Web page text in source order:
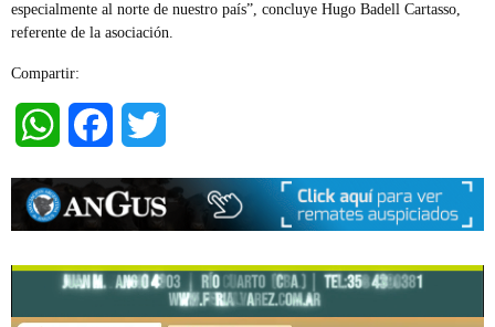
especialmente al norte de nuestro país”, concluye Hugo Badell Cartasso,
referente de la asociación.
Compartir:
WhatsAppFacebook